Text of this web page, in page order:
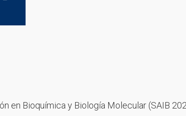
en Bioquímica y Biología Molecular (SAIB